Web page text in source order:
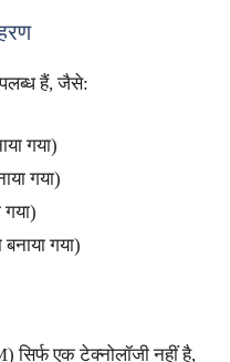
हैं, जैसे:
गया)
गया)
गया)
गया)
एक टेक्नोलॉजी नहीं है,